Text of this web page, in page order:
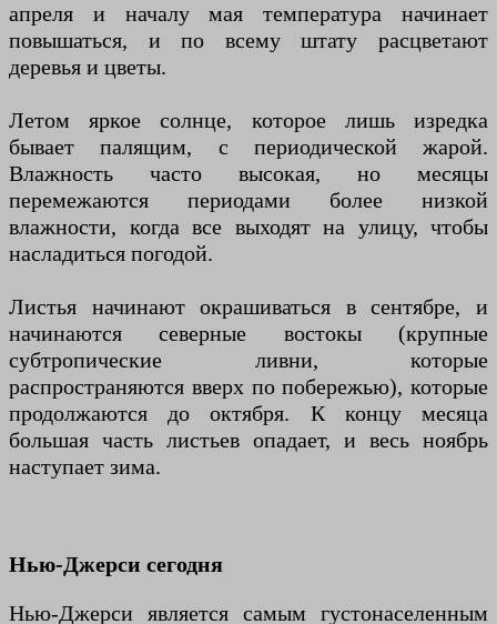
апреля и началу мая температура начинает
повышаться, и по всему штату расцветают
деревья и цветы.
Летом яркое солнце, которое лишь изредка
бывает палящим, с периодической жарой.
Влажность часто высокая, но месяцы
перемежаются периодами более низкой
влажности, когда все выходят на улицу, чтобы
насладиться погодой.
Листья начинают окрашиваться в сентябре, и
начинаются северные востокы (крупные
субтропические ливни, которые
распространяются вверх по побережью), которые
продолжаются до октября. К концу месяца
большая часть листьев опадает, и весь ноябрь
наступает зима.
Нью-Джерси сегодня
Нью-Джерси является самым густонаселенным